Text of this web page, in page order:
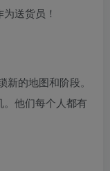
送货员！
的地图和阶段。
他们每个人都有